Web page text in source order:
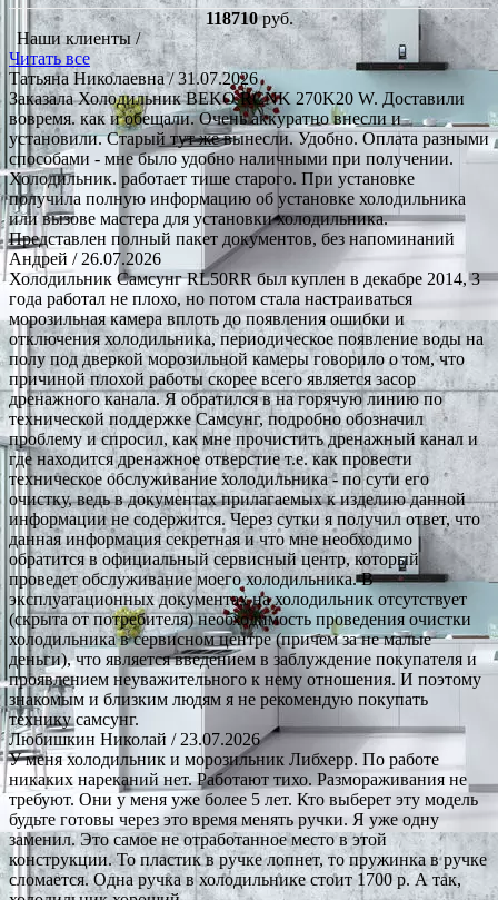
118710руб.
Наши клиенты /
Читать все
Татьяна Николаевна/ 31.07.2026
Заказала Холодильник BEKO RCNK 270K20 W. Доставили
вовремя. как и обещали. Очень аккуратно внесли и
установили. Старый тут же вынесли. Удобно. Оплата разными
способами - мне было удобно наличными при получении.
Холодильник. работает тише старого. При установке
получила полную информацию об установке холодильника
или вызове мастера для установки холодильника.
Представлен полный пакет документов, без напоминаний
Андрей / 26.07.2026
Холодильник Самсунг RL50RR был куплен в декабре 2014, 3
года работал не плохо, но потом стала настраиваться
морозильная камера вплоть до появления ошибки и
отключения холодильника, периодическое появление воды на
полу под дверкой морозильной камеры говорило о том, что
причиной плохой работы скорее всего является засор
дренажного канала. Я обратился в на горячую линию по
технической поддержке Самсунг, подробно обозначил
проблему и спросил, как мне прочистить дренажный канал и
где находится дренажное отверстие т.е. как провести
техническое обслуживание холодильника - по сути его
очистку, ведь в документах прилагаемых к изделию данной
информации не содержится. Через сутки я получил ответ, что
данная информация секретная и что мне необходимо
обратится в официальный сервисный центр, который
проведет обслуживание моего холодильника. В
эксплуатационных документах на холодильник отсутствует
(скрыта от потребителя) необходимость проведения очистки
холодильника в сервисном центре (причем за не малые
деньги), что является введением в заблуждение покупателя и
проявлением неуважительного к нему отношения. И поэтому
знакомым и близким людям я не рекомендую покупать
технику самсунг.
Любишкин Николай / 23.07.2026
У меня холодильник и морозильник Либхерр. По работе
никаких нареканий нет. Работают тихо. Размораживания не
требуют. Они у меня уже более 5 лет. Кто выберет эту модель
будьте готовы через это время менять ручки. Я уже одну
заменил. Это самое не отработанное место в этой
конструкции. То пластик в ручке лопнет, то пружинка в ручке
сломается. Одна ручка в холодильнике стоит 1700 р. А так,